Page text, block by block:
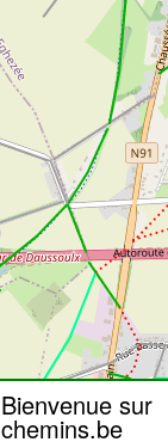
Bienvenue sur
chemins.be